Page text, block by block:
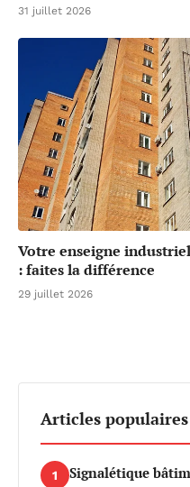
31 juillet 2026
Votre enseigne
: faites la différence
29 juillet 2026
Articles populaires
1
Signalétique